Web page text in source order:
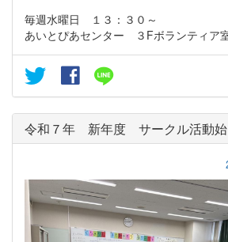
毎週水曜日 １３：３０～
あいとぴあセンター ３Fボランティア
令和７年 新年度 サークル活動始